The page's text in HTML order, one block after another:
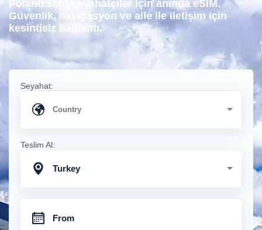
Poland solo seyahatçiler için anında eSIM.
Güvenlik, navigasyon ve aile ile iletişim için
kesintisiz bağlantı.
Seyahat:
Teslim Al:
Turkey